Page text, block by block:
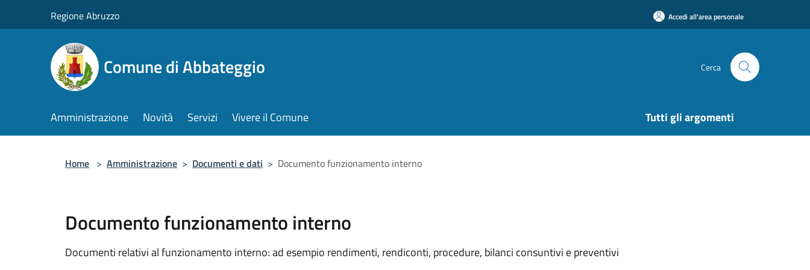
Regione Abruzzo Accedi all'area personale
Comune di Abbateggio Cerca
Amministrazione Novità Servizi Vivere il Comune Tutti gli argomenti
Home > Amministrazione > Documenti e dati > Documento funzionamento interno
Documento funzionamento interno
Documenti relativi al funzionamento interno: ad esempio rendimenti, rendiconti, procedure, bilanci consuntivi e preventivi